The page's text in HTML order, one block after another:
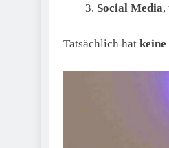
Social Media,
Tatsächlich hat